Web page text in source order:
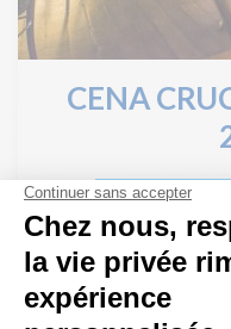
CENA
SALIDA :
LE JEUDI, VENDREDI ET
LE 14
El Crucero
museo de Orsay para